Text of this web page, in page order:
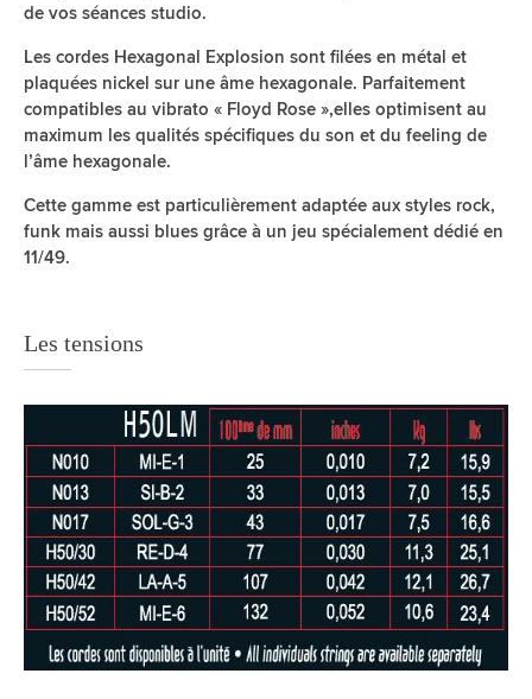
de vos séances studio.
Les cordes Hexagonal Explosion sont filées en métal et
plaquées nickel sur une âme hexagonale. Parfaitement
compatibles au vibrato « Floyd Rose »,elles optimisent au
maximum les qualités spécifiques du son et du feeling de
l’âme hexagonale.
Cette gamme est particulièrement adaptée aux styles rock,
funk mais aussi blues grâce à un jeu spécialement dédié en
11/49.
Les tensions